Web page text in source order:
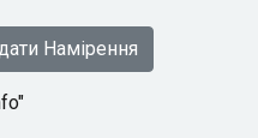
Намірення